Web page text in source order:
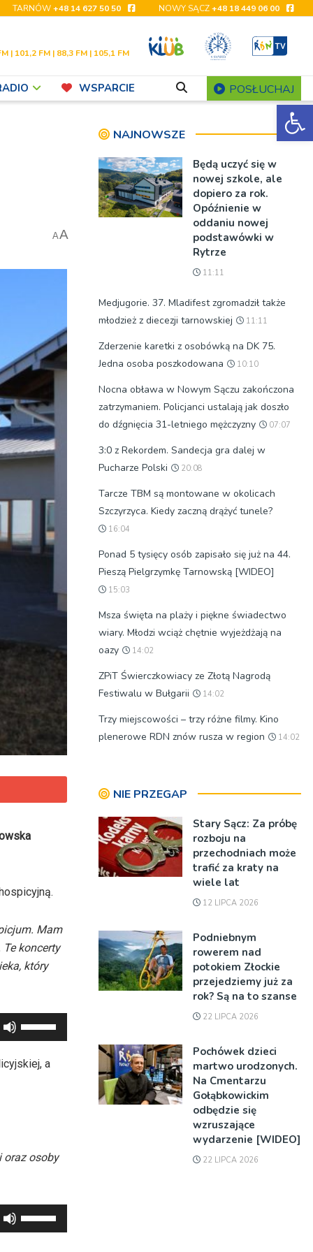
TARNÓW+48 14 627 50 50 NOWY SĄCZ+48 18 449 06 00
| 101,2 FM | 88,3 FM | 105,1 FM
WSPARCIE POSŁUCHAJ
AA
Mam
koncerty
który
strzałek
do
zwiększyć
zmniejszyć
głośność.
a
oraz osoby
strzałek
NAJNOWSZE
Będą uczyć się w
nowej szkole, ale
dopiero za rok.
Opóźnienie w
oddaniu nowej
podstawówki w
Rytrze
11:11
Medjugorie. 37. Mladifest zgromadził także
młodzież z diecezji tarnowskiej
11:11
Zderzenie karetki z osobówką na DK 75.
Jedna osoba poszkodowana
10:10
Nocna obława w Nowym Sączu zakończona
zatrzymaniem. Policjanci ustalają jak doszło
do dźgnięcia 31-letniego mężczyzny
07:07
3:0 z Rekordem. Sandecja gra dalej w
Pucharze Polski
20:08
Tarcze TBM są montowane w okolicach
Szczyrzyca. Kiedy zaczną drążyć tunele?
16:04
Ponad 5 tysięcy osób zapisało się już na 44.
Pieszą Pielgrzymkę Tarnowską [WIDEO]
15:03
Msza święta na plaży i piękne świadectwo
wiary. Młodzi wciąż chętnie wyjeżdżają na
oazy
14:02
ZPiT Świerczkowiacy ze Złotą Nagrodą
Festiwalu w Bułgarii
14:02
Trzy miejscowości – trzy różne filmy. Kino
plenerowe RDN znów rusza w region
14:02
NIE PRZEGAP
Stary Sącz: Za próbę
rozboju na
przechodniach może
trafić za kraty na
wiele lat
12 LIPCA 2026
Podniebnym
rowerem nad
potokiem Złockie
przejedziemy już za
rok? Są na to szanse
22 LIPCA 2026
Pochówek dzieci
martwo urodzonych.
Na Cmentarzu
Gołąbkowickim
odbędzie się
wzruszające
wydarzenie [WIDEO]
22 LIPCA 2026